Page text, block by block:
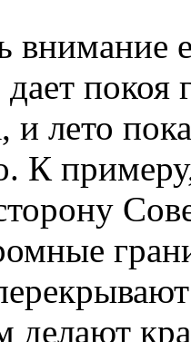
покоя
лето
К
делают